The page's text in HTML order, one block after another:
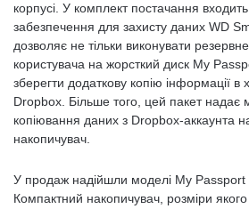
корпусі. У комплект постачання
забезпечення для захисту даних WD
дозволяє не тільки виконувати
користувача на жорсткий диск My
зберегти додаткову копію інформації
Dropbox. Більше того, цей пакет надає
копіювання даних з Dropbox-аккаунта
накопичувач.
У продаж надійшли моделі My Passport
Компактний накопичувач, розміри